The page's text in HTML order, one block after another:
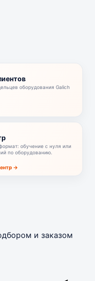
оборудования Galich
обучение с нуля или
по оборудованию.
→
и заказом